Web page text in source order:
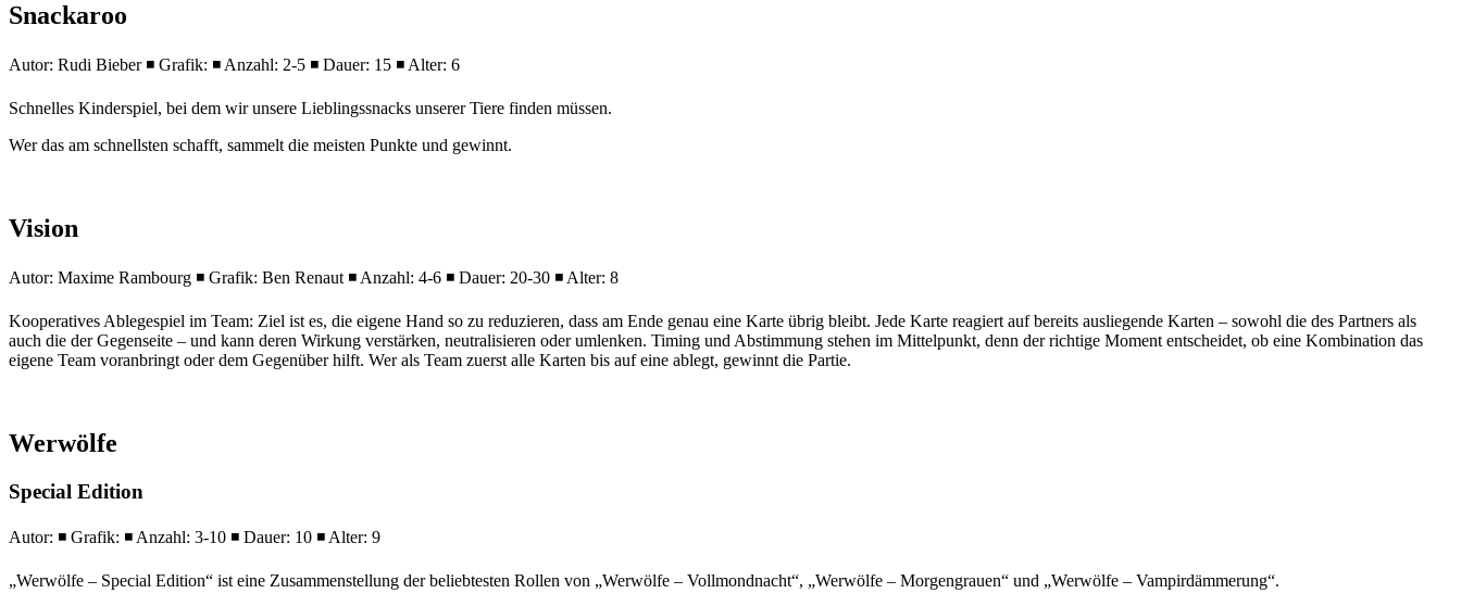
Snackaroo
Autor: Rudi Bieber ◾ Grafik: ◾ Anzahl: 2-5 ◾ Dauer: 15 ◾ Alter: 6
Schnelles Kinderspiel, bei dem wir unsere Lieblingssnacks unserer Tiere finden müssen.
Wer das am schnellsten schafft, sammelt die meisten Punkte und gewinnt.
Vision
Autor: Maxime Rambourg ◾ Grafik: Ben Renaut ◾ Anzahl: 4-6 ◾ Dauer: 20-30 ◾ Alter: 8
Kooperatives Ablegespiel im Team: Ziel ist es, die eigene Hand so zu reduzieren, dass am Ende genau eine Karte übrig bleibt. Jede Karte reagiert auf bereits ausliegende Karten – sowohl die des Partners als
auch die der Gegenseite – und kann deren Wirkung verstärken, neutralisieren oder umlenken. Timing und Abstimmung stehen im Mittelpunkt, denn der richtige Moment entscheidet, ob eine Kombination das
eigene Team voranbringt oder dem Gegenüber hilft. Wer als Team zuerst alle Karten bis auf eine ablegt, gewinnt die Partie.
Werwölfe
Special Edition
Autor: ◾ Grafik: ◾ Anzahl: 3-10 ◾ Dauer: 10 ◾ Alter: 9
„Werwölfe – Special Edition“ ist eine Zusammenstellung der beliebtesten Rollen von „Werwölfe – Vollmondnacht“, „Werwölfe – Morgengrauen“ und „Werwölfe – Vampirdämmerung“.